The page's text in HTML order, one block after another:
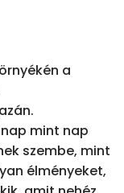
a
mint nap
szembe, mint
élményeket,